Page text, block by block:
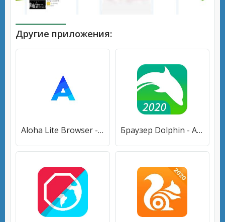
Другие приложения:
Aloha Lite Browser - Приватный браузер и VPN Браузер Dolphin - AdBlock, Быстро и прайвеси